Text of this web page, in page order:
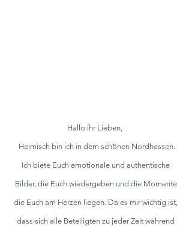
Hallo ihr Lieben,
Heimisch bin ich in dem schönen Nordhessen.
Ich biete Euch emotionale und authentische
Bilder, die Euch wiedergeben und die Momente
die Euch am Herzen liegen. Da es mir wichtig ist,
dass sich alle Beteiligten zu jeder Zeit während